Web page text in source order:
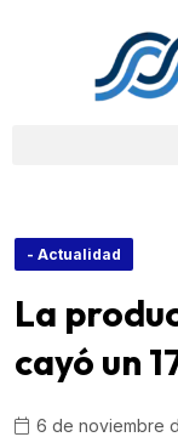
- Actualidad
La
cayó un
6 de noviembre